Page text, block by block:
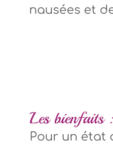
nausées et
Les bienfaits :
Pour un état